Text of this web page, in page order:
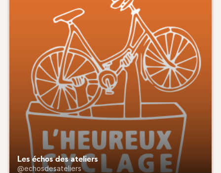
Les échos des ateliers
@echosdesateliers